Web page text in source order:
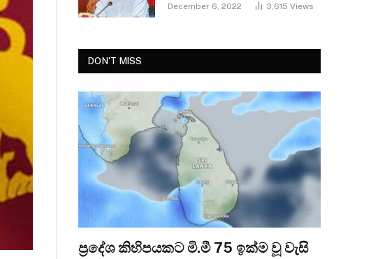
December 6, 2022 3,615 Views
DON'T MISS
ප්‍රදේශ කිහිපයකට මි.මී 75 ඉක්ම වූ වැසි